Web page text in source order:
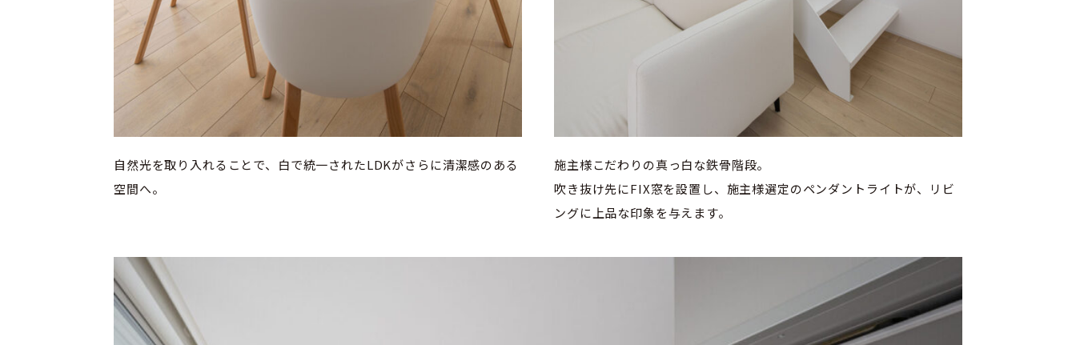
自然光を取り入れることで、白で統一されたLDKがさらに清潔感のある
空間へ。
施主様こだわりの真っ白な鉄骨階段。
吹き抜け先にFIX窓を設置し、施主様選定のペンダントライトが、リビ
ングに上品な印象を与えます。